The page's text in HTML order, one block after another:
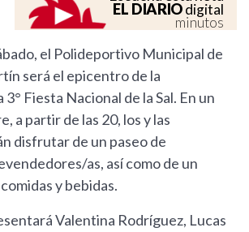
EL DIARIOdigital
minutos
el Polideportivo Municipal de
será el epicentro de la
Fiesta Nacional de la Sal. En un
a partir de las 20, los y las
disfrutar de un paseo de
as, así como de un
y bebidas.
Valentina Rodríguez, Lucas